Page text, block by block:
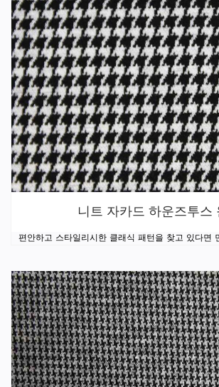
니트 자카드 하운즈투스
편안하고 스타일리시한 클래식 패턴을 찾고 있다면